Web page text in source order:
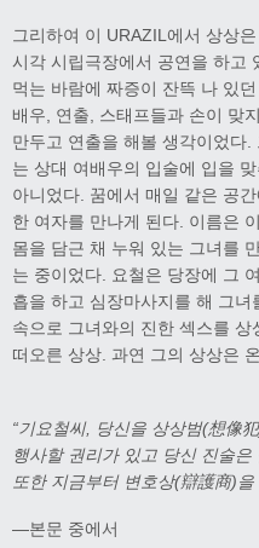
그리하여 이 URAZIL에서 상상
시각 시립극장에서 공연을 하고
먹는 바람에 짜증이 잔뜩 나 있
배우, 연출, 스태프들과 손이 맞
만두고 연출을 해볼 생각이었다
는 상대 여배우의 입술에 입을
아니었다. 꿈에서 매일 같은 공
한 여자를 만나게 된다. 이름은
몸을 담근 채 누워 있는 그녀를
는 중이었다. 요철은 당장에 그
흡을 하고 심장마사지를 해 그
속으로 그녀와의 진한 섹스를
떠오른 상상. 과연 그의 상상은
“기요철씨, 당신을 상상범(想像犯
행사할 권리가 있고 당신 진술
또한 지금부터 변호상(辯護商)
―본문 중에서